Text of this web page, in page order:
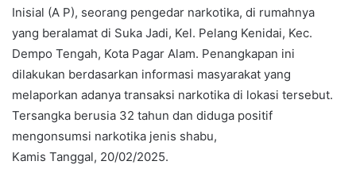
Inisial (A P), seorang pengedar narkotika, di rumahnya
yang beralamat di Suka Jadi, Kel. Pelang Kenidai, Kec.
Dempo Tengah, Kota Pagar Alam. Penangkapan ini
dilakukan berdasarkan informasi masyarakat yang
melaporkan adanya transaksi narkotika di lokasi tersebut.
Tersangka berusia 32 tahun dan diduga positif
mengonsumsi narkotika jenis shabu,
Kamis Tanggal, 20/02/2025.